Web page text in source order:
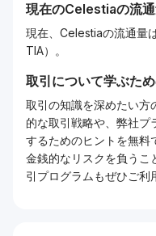
現在のCelestiaの流
現在、Celestiaの流通量
TIA）。
取引について学ぶた
取引の知識を深めたい方
的な取引戦略や、弊社プ
するためのヒントを無料
金銭的なリスクを負うこ
引プログラムもぜひご利